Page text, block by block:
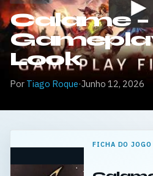
Calame –
Look
Por Tiago Roque·Junho 12, 2026
FICHA DO JOGO